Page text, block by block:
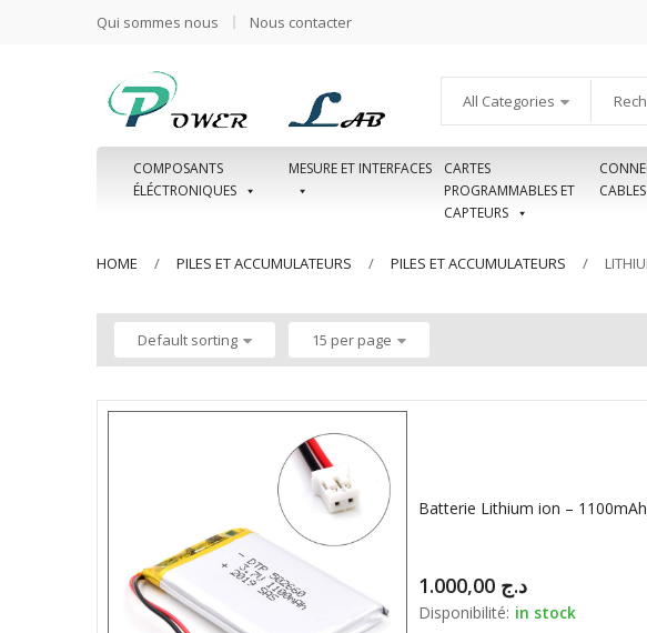
Qui sommes nous Nous contacter
All Categories
COMPOSANTS
ÉLÉCTRONIQUES
MESURE ET INTERFACES
CARTES
PROGRAMMABLES ET
CAPTEURS
HOME PILES ET ACCUMULATEURS PILES ET ACCUMULATEURS
Default sorting 15 per page
د.ج
Disponibilité: in stock